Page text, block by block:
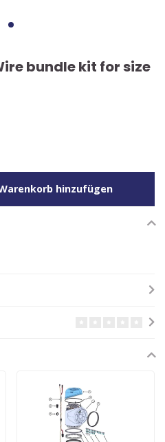
bundle kit for size
hinzufügen